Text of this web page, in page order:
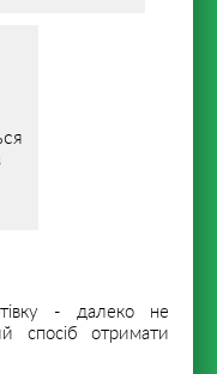
- далеко не
спосіб отримати